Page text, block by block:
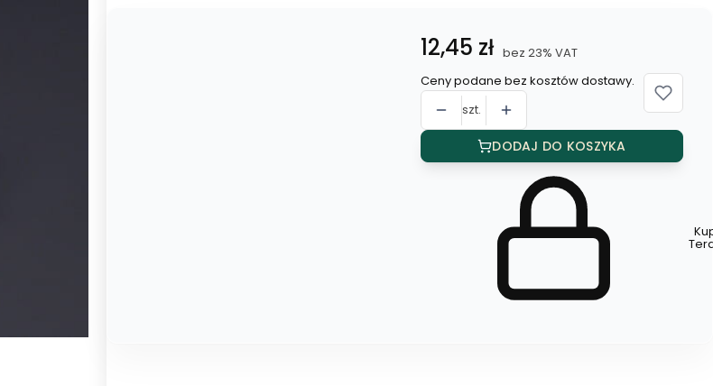
Cena
12,45 zł bez 23% VAT
Ceny podane bez kosztów dostawy.
szt.
DODAJ DO KOSZYKA
Szybki
produktu
Wsuwka
z